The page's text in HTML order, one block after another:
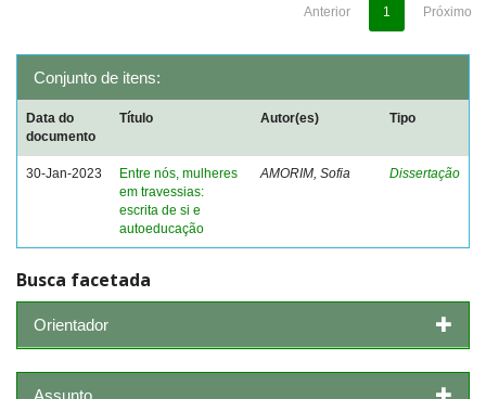
Anterior 1 Próximo
Conjunto de itens:
Data do
documento
Título Autor(es) Tipo
30-Jan-2023
Entre nós, mulheres
em travessias:
escrita de si e
autoeducação
AMORIM, Sofia Dissertação
Busca facetada
Orientador
Assunto